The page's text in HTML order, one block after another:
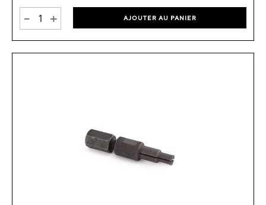
- + AJOUTER AU PANIER